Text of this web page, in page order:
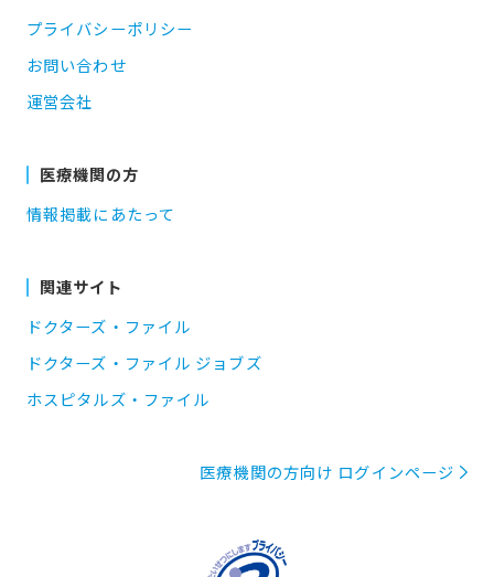
プライバシーポリシー
お問い合わせ
運営会社
医療機関の方
情報掲載にあたって
関連サイト
ドクターズ・ファイル
ドクターズ・ファイル ジョブズ
ホスピタルズ・ファイル
医療機関の方向け ログインページ